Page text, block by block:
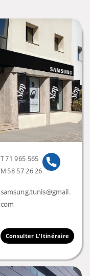
T 71 965 565
M 58 57 26 26
samsung.tunis@gmail.
com
Consulter L'Itinéraire